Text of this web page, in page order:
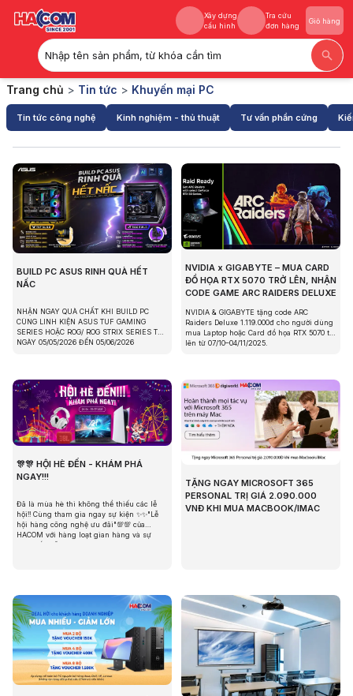
Xây dựng
cấu hình
Tra cứu
đơn hàng
Giỏ hàng
Nhập tên sản phẩm, từ khóa cần tìm
Xây dựng
cấu hình
Tra cứu
Trang chủ > Tin tức > Khuyến mại PC
Tin tức công nghệ Kinh nghiệm - thủ thuật Tư vấn phần cứng
BUILD PC ASUS RINH QUÀ HẾT
NẤC
NHẬN NGAY QUÀ CHẤT KHI BUILD PC
CÙNG LINH KIỆN ASUS TUF GAMING
SERIES HOẶC ROG/ ROG STRIX SERIES TỪ
NGÀY 05/05/2026 ĐẾN 05/06/2026
NVIDIA x GIGABYTE – MUA CARD
ĐỒ HỌA RTX 5070 TRỞ LÊN, NHẬN
CODE GAME ARC RAIDERS DELUXE
NVIDIA & GIGABYTE tặng code ARC
Raiders Deluxe 1.119.000đ cho người dùng
mua Laptop hoặc Card đồ họa RTX 5070 trở
lên từ 07/10–04/11/2025.
🎊🎊 HỘI HÈ ĐẾN - KHÁM PHÁ
NGAY!!!
Đã là mùa hè thì không thể thiếu các lễ
hội‼ Cùng tham gia ngay sự kiện ✨✨"Lễ
hội hàng công nghệ ưu đãi"💯💯 của
HACOM với hàng loạt gian hàng và sự
kiện hấp dẫn :
TẶNG NGAY MICROSOFT 365
PERSONAL TRỊ GIÁ 2.090.000
VNĐ KHI MUA MACBOOK/IMAC